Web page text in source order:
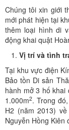
Chúng tôi xin giới
mới phát hiện tại
thêm loại hình di
động khai quật
Vị trí và tình
Tại khu vực điện
Bảo tồn Di sản
hành mở 3 hố khai
1.000m2. Trong
H2 (năm 2013)
Nguyễn Hồng Kiên